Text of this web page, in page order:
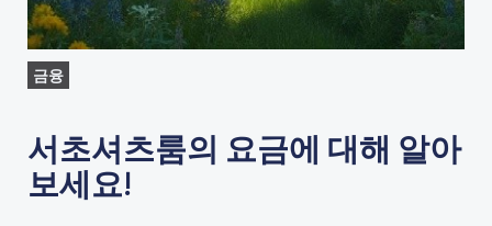
금융
서초셔츠룸의 요금에 대해 알아
보세요!